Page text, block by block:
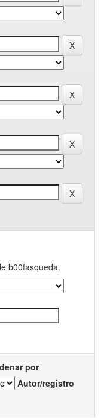
b00fasqueda.
por
Autor/registro